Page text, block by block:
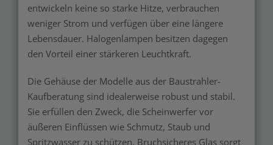
entwickeln keine so starke Hitze, verbrauchen
weniger Strom und verfügen über eine längere
Lebensdauer. Halogenlampen besitzen dagegen
den Vorteil einer stärkeren Leuchtkraft.
Die Gehäuse der Modelle aus der Baustrahler-
Kaufberatung sind idealerweise robust und stabil.
Sie erfüllen den Zweck, die Scheinwerfer vor
äußeren Einflüssen wie Schmutz, Staub und
Spritzwasser zu schützen. Bruchsicheres Glas sorgt